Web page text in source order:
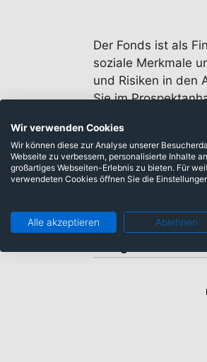
Der Fonds ist als
soziale Merkmale
und Risiken in den
Sie im
professional/
Wir verwenden Cookies
Wir können diese zur Analyse unserer
Webseite zu verbessern, personalisierte Inhalte
großartiges Webseiten-Erlebnis zu bieten. Für
verwendeten Cookies öffnen Sie die
Alle akzeptieren Ablehnen